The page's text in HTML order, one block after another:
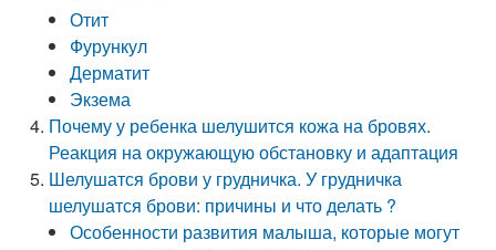
Отит
Фурункул
Дерматит
Экзема
Почему у ребенка шелушится кожа на бровях.
Реакция на окружающую обстановку и адаптация
Шелушатся брови у грудничка. У грудничка
шелушатся брови: причины и что делать ?
Особенности развития малыша, которые могут